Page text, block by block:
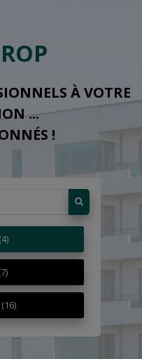
À VOTRE
...
!
(4)
(16)